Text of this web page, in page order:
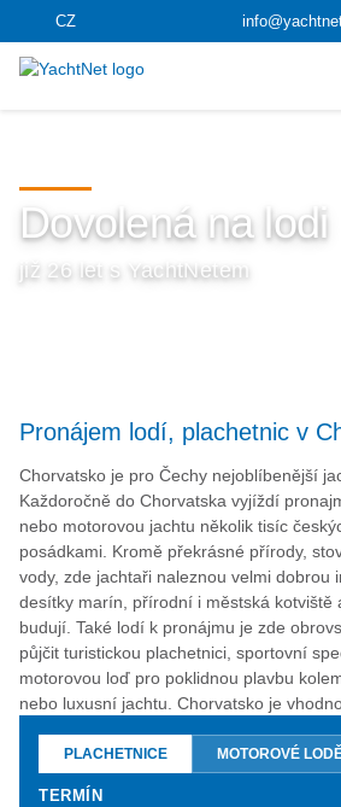
CZ
Dovolená na lodi
již 26 let s YachtNetem
Pronájem lodí, plachetnic v
Chorvatsko je pro Čechy nejoblíbenější
Každoročně do Chorvatska vyjíždí
nebo motorovou jachtu několik tisíc
posádkami. Kromě překrásné přírody,
vody, zde jachtaři naleznou velmi dobrou
desítky marín, přírodní i městská kotviště
budují. Také lodí k pronájmu je zde
půjčit turistickou plachetnici, sportovní
motorovou loď pro poklidnou plavbu
nebo luxusní jachtu. Chorvatsko je
můžete vybrat přímo v našem on-line
výběrem lodi rádi poradíme.
PLACHETNICE MOTOROVÉ
TERMÍN